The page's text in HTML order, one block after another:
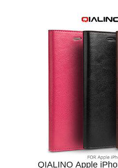
QIALINO Apple